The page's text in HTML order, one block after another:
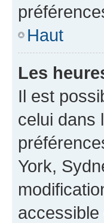
Haut
Les
Il est
celui dans
York,
accessible